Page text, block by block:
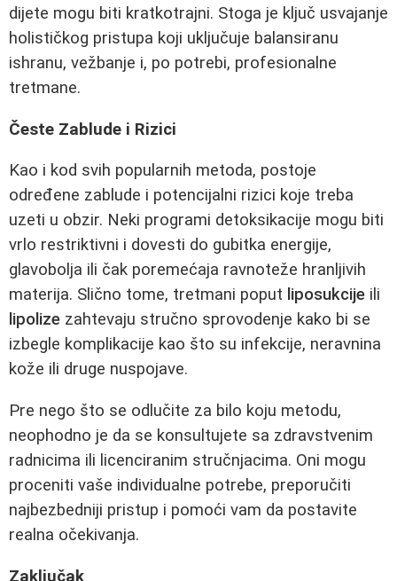
dijete mogu biti kratkotrajni. Stoga je ključ usvajanje
holističkog pristupa koji uključuje balansiranu
ishranu, vežbanje i, po potrebi, profesionalne
tretmane.
Česte Zablude i Rizici
Kao i kod svih popularnih metoda, postoje
određene zablude i potencijalni rizici koje treba
uzeti u obzir. Neki programi detoksikacije mogu biti
vrlo restriktivni i dovesti do gubitka energije,
glavobolja ili čak poremećaja ravnoteže hranljivih
materija. Slično tome, tretmani poput liposukcije ili
lipolize zahtevaju stručno sprovodenje kako bi se
izbegle komplikacije kao što su infekcije, neravnina
kože ili druge nuspojave.
Pre nego što se odlučite za bilo koju metodu,
neophodno je da se konsultujete sa zdravstvenim
radnicima ili licenciranim stručnjacima. Oni mogu
proceniti vaše individualne potrebe, preporučiti
najbezbedniji pristup i pomoći vam da postavite
realna očekivanja.
Zaključak